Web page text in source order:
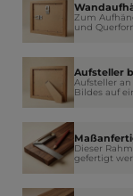
Zum
und
Aufsteller
Aufsteller
Bildes auf
Dieser
gefertigt